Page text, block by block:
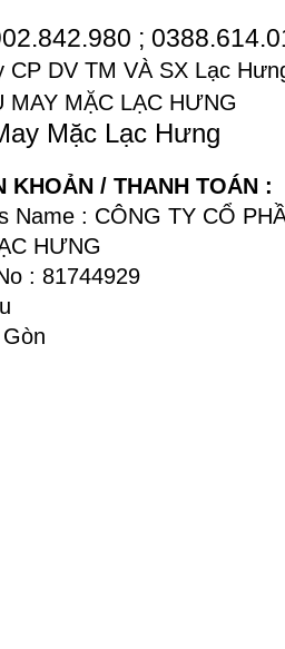
;
CP DV TM VÀ SX Lạc
MAY MẶC LẠC HƯNG
Mặc Lạc Hưng
KHOẢN / THANH TOÁN :
Name : CÔNG TY CỔ
HƯNG
: 81744929